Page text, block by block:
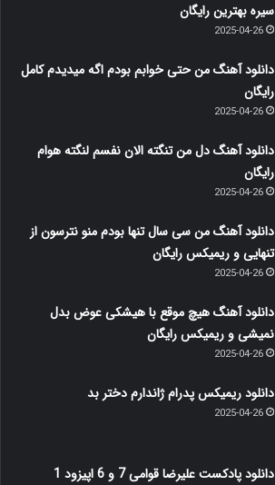
سیره بهترین رایگان
2025-04-26
دانلود آهنگ من حتی خوابم بودم اگه میدیدم کامل
رایگان
2025-04-26
دانلود آهنگ دل من تنگته الان نفسم لنگته هوام
رایگان
2025-04-26
دانلود آهنگ من سی سال تنها بودم منو نترسون از
تنهایی و ریمیکس رایگان
2025-04-26
دانلود آهنگ هیچ موقع با هیشکی عوض بدل
نمیشی و ریمیکس رایگان
2025-04-26
دانلود ریمیکس پدرام ژاندارم دختر بد
2025-04-26
دانلود پادکست علیرضا قوامی 7 و 6 اپیزود 1